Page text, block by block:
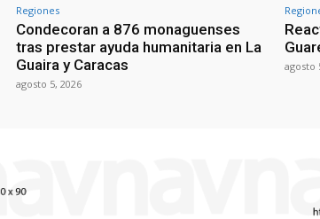
Regiones
Condecoran a 876 monaguenses
tras prestar ayuda humanitaria en La
Guaira y Caracas
agosto 5, 2026
agosto